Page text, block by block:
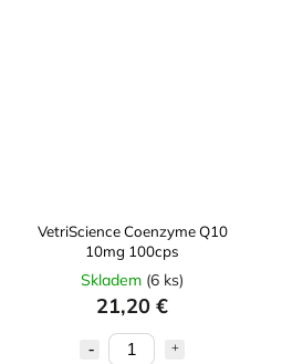
VetriScience Coenzyme Q10
10mg 100cps
Skladem (6 ks)
21,20 €